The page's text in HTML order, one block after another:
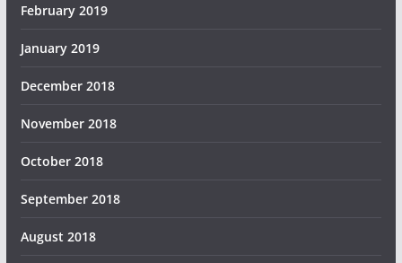
February 2019
January 2019
December 2018
November 2018
October 2018
September 2018
August 2018